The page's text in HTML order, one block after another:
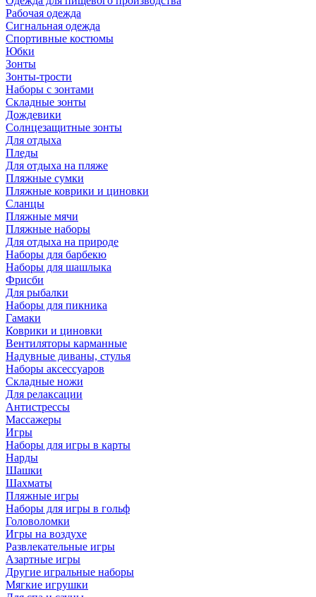
Рабочая одежда
Сигнальная одежда
Спортивные костюмы
Юбки
Зонты
Зонты-трости
Наборы с зонтами
Складные зонты
Дождевики
Солнцезащитные зонты
Для отдыха
Пледы
Для отдыха на пляже
Пляжные сумки
Пляжные коврики и циновки
Сланцы
Пляжные мячи
Пляжные наборы
Для отдыха на природе
Наборы для барбекю
Наборы для шашлыка
Фрисби
Для рыбалки
Наборы для пикника
Гамаки
Коврики и циновки
Вентиляторы карманные
Надувные диваны, стулья
Наборы аксессуаров
Складные ножи
Для релаксации
Антистрессы
Массажеры
Игры
Наборы для игры в карты
Нарды
Шашки
Шахматы
Пляжные игры
Наборы для игры в гольф
Головоломки
Игры на воздухе
Развлекательные игры
Азартные игры
Другие игральные наборы
Мягкие игрушки